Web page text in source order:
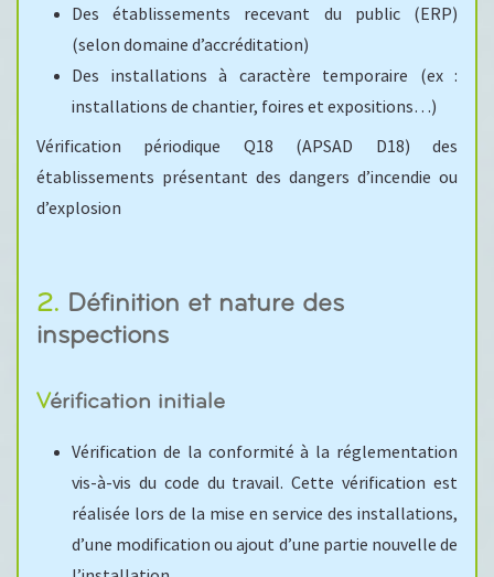
Des établissements recevant du public (ERP)
(selon domaine d’accréditation)
Des installations à caractère temporaire (ex :
installations de chantier, foires et expositions…)
Vérification périodique Q18 (APSAD D18) des
établissements présentant des dangers d’incendie ou
d’explosion
2. Définition et nature des
inspections
Vérification initiale
Vérification de la conformité à la réglementation
vis-à-vis du code du travail. Cette vérification est
réalisée lors de la mise en service des installations,
d’une modification ou ajout d’une partie nouvelle de